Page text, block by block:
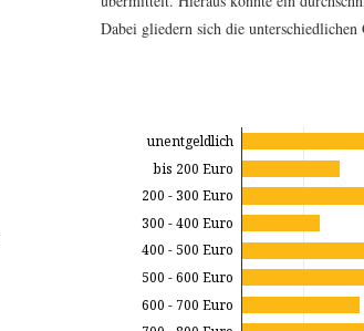
Dabei gliedern sich die
unentgeldlich
bis 200 Euro
200 - 300 Euro
300 - 400 Euro
400 - 500 Euro
500 - 600 Euro
600 - 700 Euro